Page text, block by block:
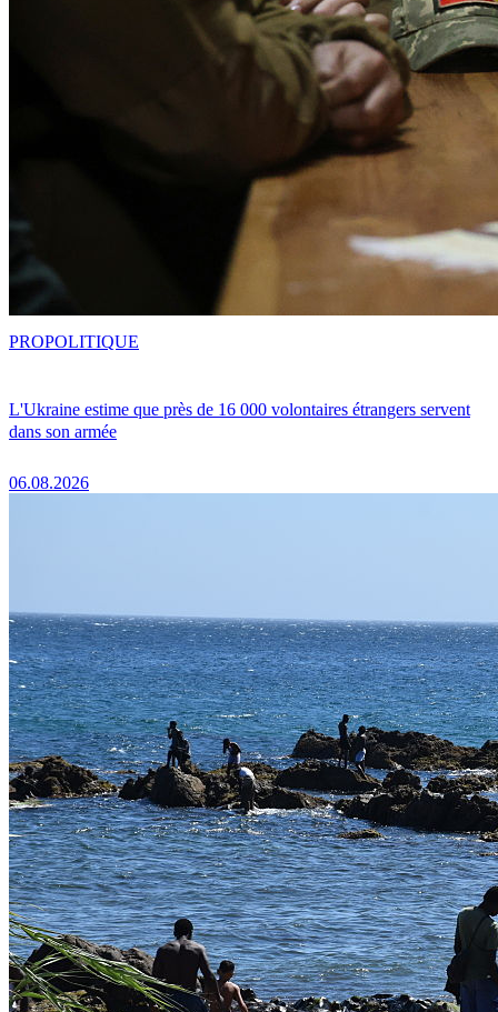
L'Ukraine estime que près de 16 000 volontaires étrangers servent
dans son armée
06.08.2026
PROPOLITIQUE